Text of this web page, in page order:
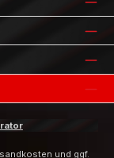
und ggf.